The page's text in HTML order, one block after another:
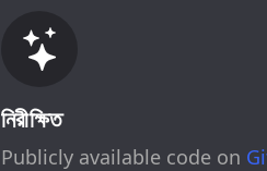
নিরীক্ষিত
Publicly available code on